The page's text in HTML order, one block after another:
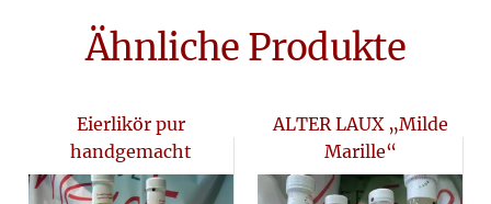
Ähnliche Produkte
Eierlikör pur
handgemacht
ALTER LAUX „Milde
Marille“